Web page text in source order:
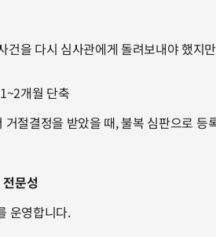
건을 다시 심사관에게 돌려보내야 했지
개월 단축
절결정을 받았을 때, 불복 심판으로
문성
운영합니다.